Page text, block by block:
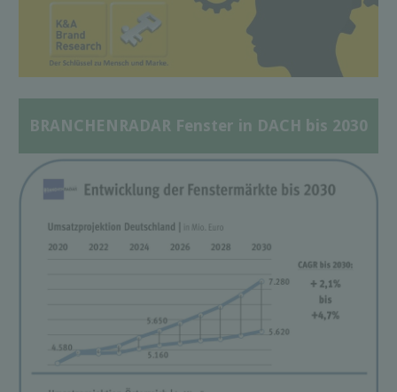
BRANCHENRADAR Fenster in DACH bis 2030